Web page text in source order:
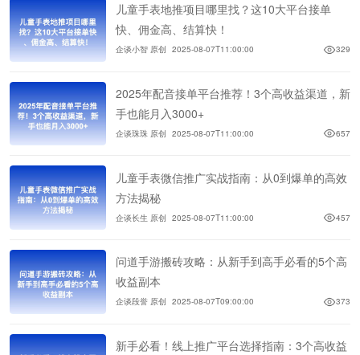
儿童手表地推项目哪里找？这10大平台接单
快、佣金高、结算快！
企谈小智 原创 2025-08-07T11:00:00 329
2025年配音接单平台推荐！3个高收益渠道，新
手也能月入3000+
企谈珠珠 原创 2025-08-07T11:00:00 657
儿童手表微信推广实战指南：从0到爆单的高效
方法揭秘
企谈长生 原创 2025-08-07T11:00:00 457
问道手游搬砖攻略：从新手到高手必看的5个高
收益副本
企谈段誉 原创 2025-08-07T09:00:00 373
新手必看！线上推广平台选择指南：3个高收益